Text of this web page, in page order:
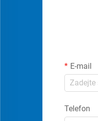
E-mail
Telefon